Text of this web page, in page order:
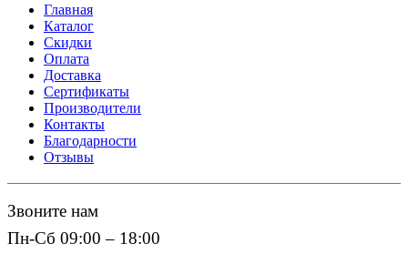
Главная
Каталог
Скидки
Оплата
Доставка
Сертификаты
Производители
Контакты
Благодарности
Отзывы
Звоните нам
Пн-Сб 09:00 – 18:00